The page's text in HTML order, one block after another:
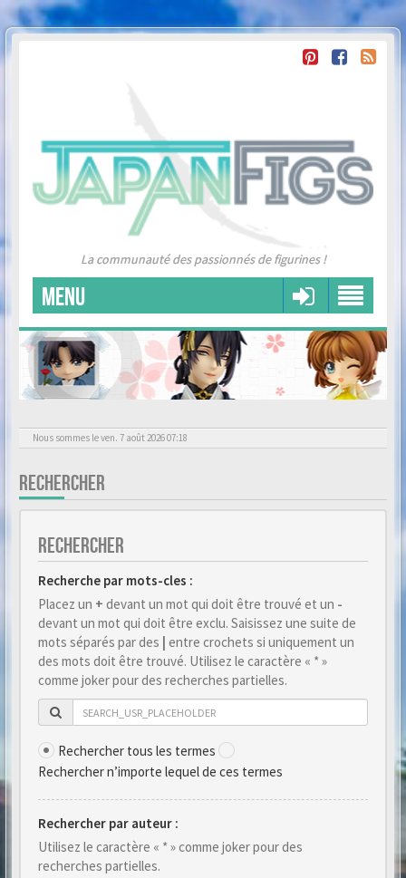
La communauté des passionnés de figurines !
MENU
Nous sommes le ven. 7 août 2026 07:18
RECHERCHER
RECHERCHER
Recherche par mots-cles :
Placez un + devant un mot qui doit être trouvé et un -
devant un mot qui doit être exclu. Saisissez une suite de
mots séparés par des | entre crochets si uniquement un
des mots doit être trouvé. Utilisez le caractère « * »
comme joker pour des recherches partielles.
Rechercher tous les termes
Rechercher n’importe lequel de ces termes
Rechercher par auteur :
Utilisez le caractère « * » comme joker pour des
recherches partielles.